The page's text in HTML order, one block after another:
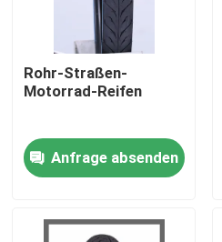
Über uns
Fabrik Tour
Qualitätskontrolle
Kontakt
Rohr-Straßen-
Motorrad-Reifen
Anfrage absenden